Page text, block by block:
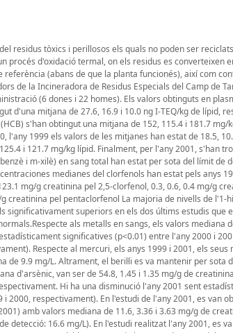
residus tòxics i perillosos els quals no poden ser
procés d'oxidació termal, on els residus es converteixen
(abans de que la planta funcionés), així com
de la Incineradora de Residus Especials del Camp de
(6 dones i 22 homes). Els valors obtinguts en
d'una mitjana de 27.6, 16.9 i 10.0 ng I-TEQ/kg de lípid,
s'han obtingut una mitjana de 152, 115.4 i 181.7 mg/
l'any 1999 els valors de les mitjanes han estat de 18.5,
i 121.7 mg/kg lípid. Finalment, per l'any 2001, s'han
i m-xilè) en sang total han estat per sota del límit de
medianes del clorfenols han estat pels anys
mg/g creatinina pel 2,5-clorfenol, 0.3, 0.6, 0.4 mg/g
creatinina pel pentaclorfenol La majoria de nivells de l'1-
significativament superiors en els dos últims estudis que
als metalls en sangs, els valors mediana
significatives (p<0.01) entre l'any 2000 i
Respecte al mercuri, els anys 1999 i 2001, els seus
9.9 mg/L. Altrament, el beril·li es va mantenir per sota
d'arsènic, van ser de 54.8, 1.45 i 1.35 mg/g de
Hi ha una disminució l'any 2001 sent
2000, respectivament). En l'estudi de l'any 2001, es van
amb valors mediana de 11.6, 3.36 i 3.63 mg/g de
detecció: 16.6 mg/L). En l'estudi realitzat l'any 2001, es